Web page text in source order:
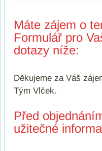
Máte zájem o
Formulář pro
dotazy níže:
Děkujeme za Váš
Tým Vlček.
Před
užitečné